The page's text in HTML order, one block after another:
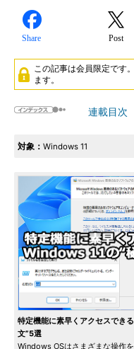
Share Post
この記事は会員限定です。
ます。
連載目次
対象： Windows 11
特定機能に素早くアクセスでき
文”5選
Windows OSはさまざまな操作